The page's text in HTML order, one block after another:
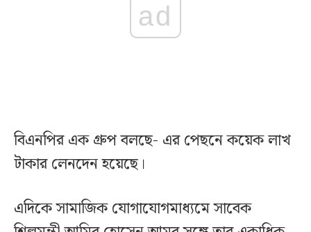
ad
বিএনপির এক গ্রুপ বলছে- এর পেছনে কয়েক লাখ
টাকার লেনদেন হয়েছে।
এদিকে সামাজিক যোগাযোগমাধ্যমে সাবেক